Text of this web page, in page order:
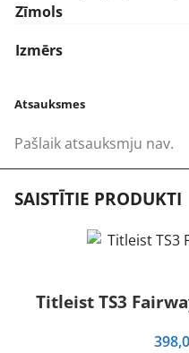
Zīmols
Izmērs
Atsauksmes
Pašlaik atsauksmju nav.
SAISTĪTIE PRODUKTI
Titleist TS3